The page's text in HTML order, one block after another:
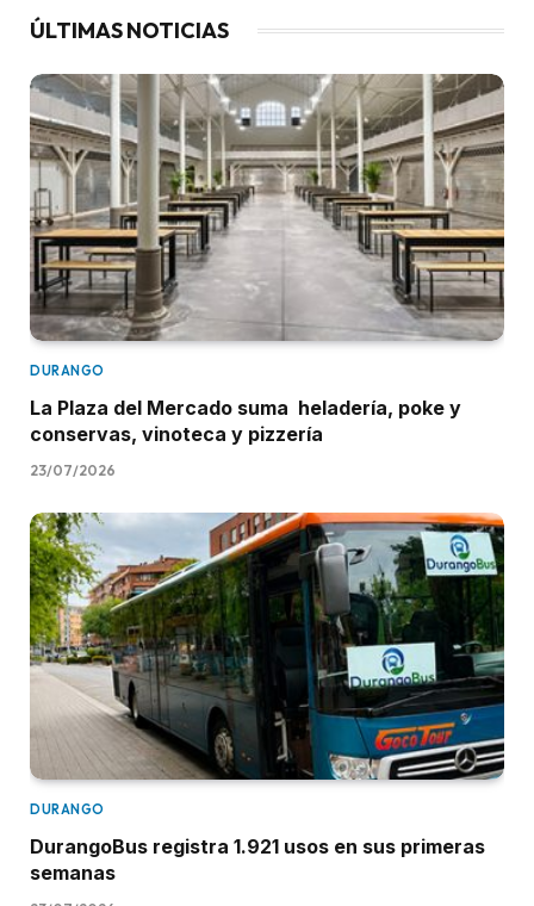
ÚLTIMAS NOTICIAS
DURANGO
La Plaza del Mercado suma heladería, poke y
conservas, vinoteca y pizzería
23/07/2026
DURANGO
DurangoBus registra 1.921 usos en sus primeras
semanas